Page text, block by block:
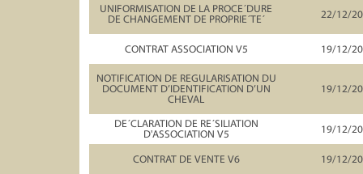
UNIFORMISATION DE LA PROCE´DURE
DE CHANGEMENT DE PROPRIE´TE´
22/12/
CONTRAT ASSOCIATION V5 19/12/
NOTIFICATION DE REGULARISATION DU
DOCUMENT D’IDENTIFICATION D’UN
CHEVAL
19/12/
DE´CLARATION DE RE´SILIATION
D'ASSOCIATION V5
19/12/
CONTRAT DE VENTE V6 19/12/